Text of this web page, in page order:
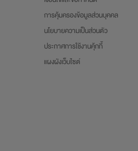
การคุ้มครองข้อมูลส่วนบุคคล
นโยบายความเป็นส่วนตัว
ประกาศการใช้งานคุ้กกี้
แผงผังเว็บไซต์